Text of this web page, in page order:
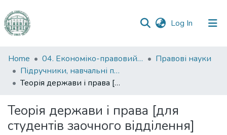
Log In (current)
Communities
&
Collections
Statistics
Home 04. Економіко-правовий факультет
Правові науки
Підручники, навчальні посібники та інші науково- та навчально-методичні праці ЕПФ (Правові науки)
Теорія держави і права [для студентів заочного відділення]
Теорія держави і права [для
студентів заочного відділення]